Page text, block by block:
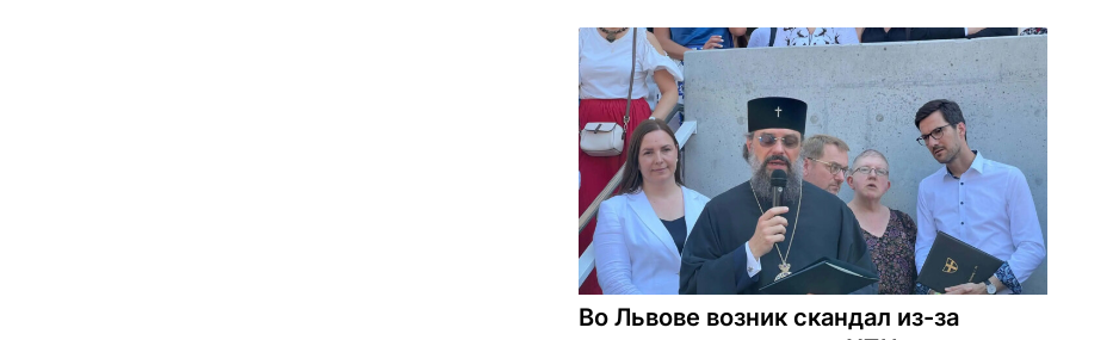
Во Львове возник скандал из-за